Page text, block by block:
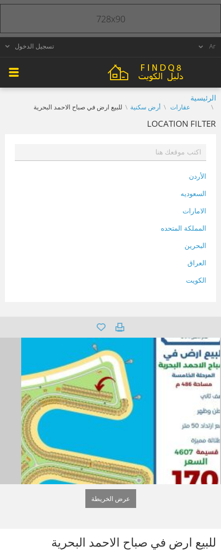
تسجيل الدخول
الرئيسية
عقارات أرض سكنية للبيع ارض في صباح الاحمد البحرية
LOCATION FILTER
الأردن
السعوديه
الامارات
المملكة المتحده
البحرين
العراق
الكويت
فلسطين
قطر
سوريا
تونس
تركيا
عرض الخريطة
للبيع ارض في صباح الاحمد البحرية
728x90